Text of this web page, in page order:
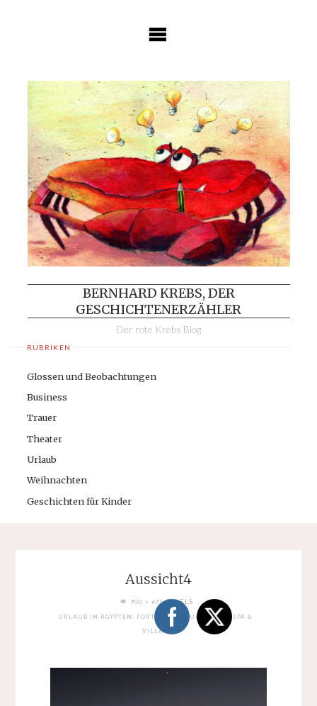
BERNHARD KREBS, DER
GESCHICHTENERZÄHLER
Der rote Krebs Blog
RUBRIKEN
Glossen und Beobachtungen
Business
Trauer
Theater
Urlaub
Weihnachten
Geschichten für Kinder
Aussicht4
FULL900 × 675PIXELS
URLAUB IN ÄGYPTEN: FORT ARABESQUE RESORT, SPA &
VILLAS